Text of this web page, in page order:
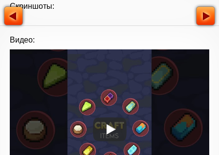
Скриншоты:
Видео: